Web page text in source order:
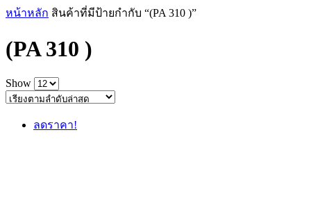
หน้าหลัก สินค้าที่มีป้ายกำกับ “(PA 310 )”
(PA 310 )
Show
ลดราคา!